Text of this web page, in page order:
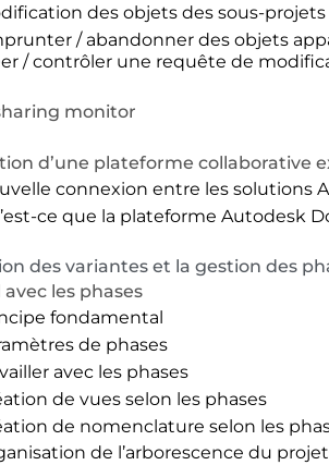
des objets des sous-
/ abandonner des objets
/ contrôler une requête de
monitor
d’une plateforme collaborative
connexion entre les solutions
ce que la plateforme Autodesk
des variantes et la gestion des
avec les phases
fondamental
de phases
avec les phases
de vues selon les phases
de nomenclature selon les
de l’arborescence du